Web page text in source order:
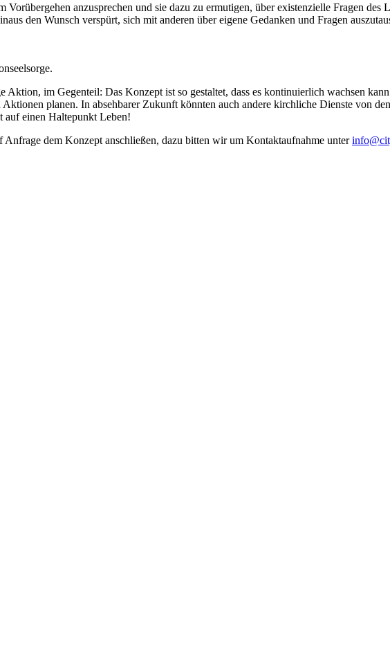
anzusprechen und sie dazu zu ermutigen, über existenzielle Fragen
den Wunsch verspürt, sich mit anderen über eigene Gedanken und Fragen
im Gegenteil: Das Konzept ist so gestaltet, dass es kontinuierlich wachsen
planen. In absehbarer Zukunft könnten auch andere kirchliche Dienste von
auf einen Haltepunkt Leben!
dem Konzept anschließen, dazu bitten wir um Kontaktaufnahme unter